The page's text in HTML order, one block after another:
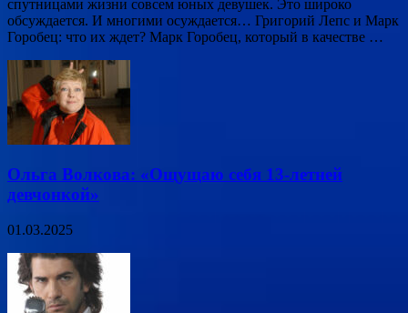
спутницами жизни совсем юных девушек. Это широко
обсуждается. И многими осуждается… Григорий Лепс и Марк
Горобец: что их ждет? Марк Горобец, который в качестве …
Ольга Волкова: «Ощущаю себя 13-летней
девчонкой»
01.03.2025